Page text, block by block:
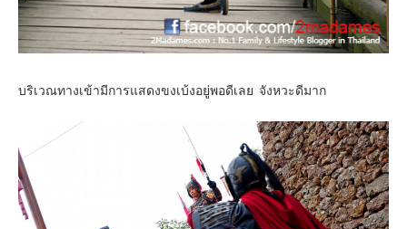
บริเวณทางเข้ามีการแสดงขงเบ้งอยู่พอดีเลย จังหวะดีมาก